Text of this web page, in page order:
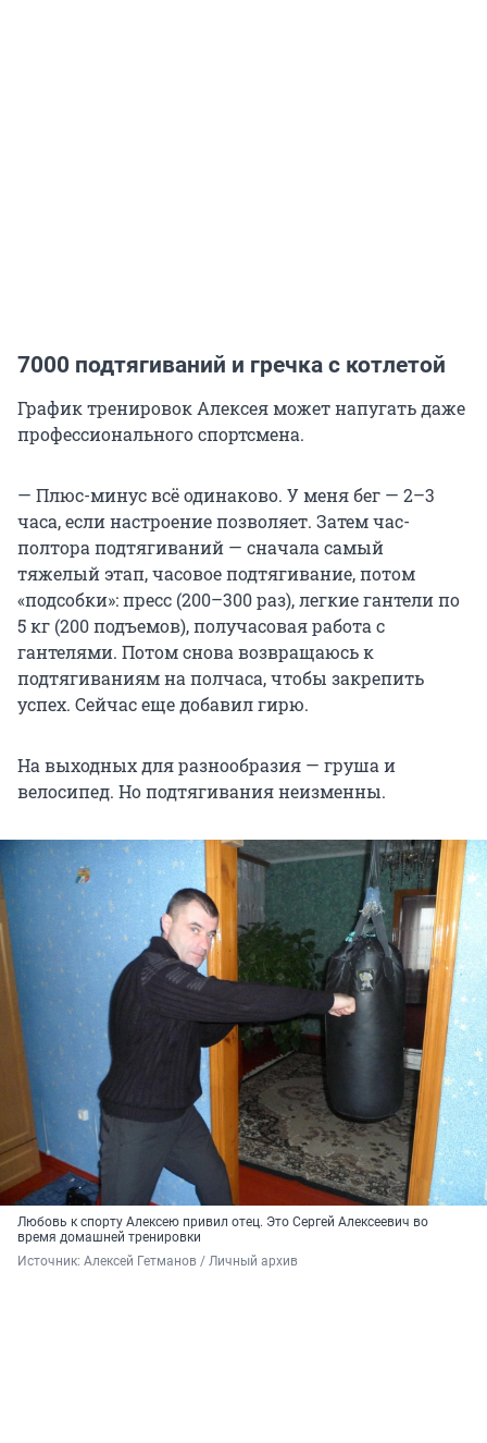
7000 подтягиваний и гречка с котлетой
График тренировок Алексея может напугать даже
профессионального спортсмена.
— Плюс-минус всё одинаково. У меня бег — 2–3
часа, если настроение позволяет. Затем час-
полтора подтягиваний — сначала самый
тяжелый этап, часовое подтягивание, потом
«подсобки»: пресс (200–300 раз), легкие гантели по
5 кг (200 подъемов), получасовая работа с
гантелями. Потом снова возвращаюсь к
подтягиваниям на полчаса, чтобы закрепить
успех. Сейчас еще добавил гирю.
На выходных для разнообразия — груша и
велосипед. Но подтягивания неизменны.
Любовь к спорту Алексею привил отец. Это Сергей Алексеевич во
время домашней тренировки
Источник: Алексей Гетманов / Личный архив